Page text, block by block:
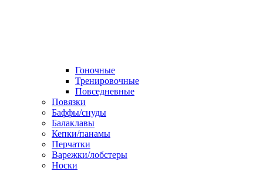
Гоночные
Тренировочные
Повседневные
Повязки
Баффы/снуды
Балаклавы
Кепки/панамы
Перчатки
Варежки/лобстеры
Носки